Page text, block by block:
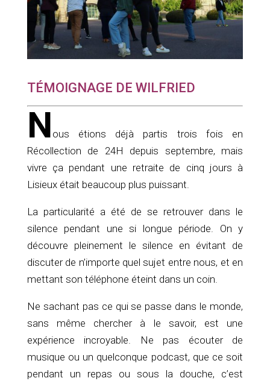
TÉMOIGNAGE DE WILFRIED
N ous étions déjà partis trois fois en
Récollection de 24H depuis septembre, mais
vivre ça pendant une retraite de cinq jours à
Lisieux était beaucoup plus puissant.
La particularité a été de se retrouver dans le
silence pendant une si longue période. On y
découvre pleinement le silence en évitant de
discuter de n’importe quel sujet entre nous, et en
mettant son téléphone éteint dans un coin.
Ne sachant pas ce qui se passe dans le monde,
sans même chercher à le savoir, est une
expérience incroyable. Ne pas écouter de
musique ou un quelconque podcast, que ce soit
pendant un repas ou sous la douche, c’est